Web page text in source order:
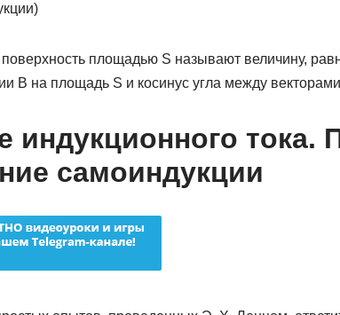
площадью S называют величину,
В на площадь S и косинус угла между
индукционного тока.
самоиндукции